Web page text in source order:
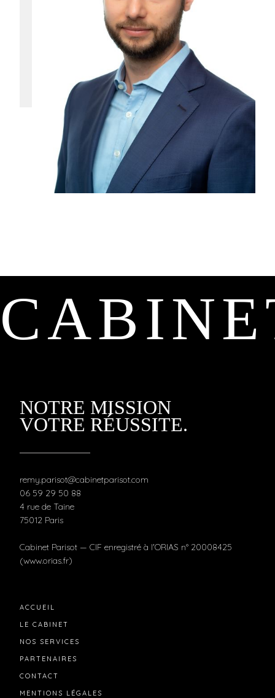
NOTRE MISSION
VOTRE RÉUSSITE.
remy.parisot@cabinetparisot.com
06 59 29 50 88
4 rue de Taine
75012 Paris
Cabinet Parisot — CIF enregistré à l'ORIAS n° 20008425
(www.orias.fr)
ACCUEIL
LE CABINET
NOS SERVICES
PARTENAIRES
CONTACT
MENTIONS LÉGALES